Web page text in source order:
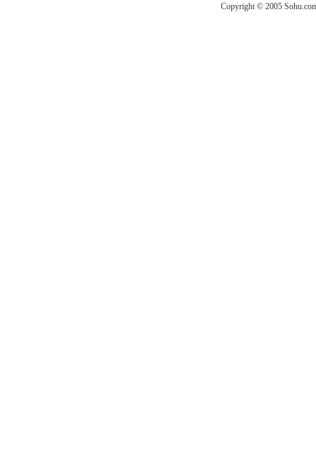
Copyright © 2005